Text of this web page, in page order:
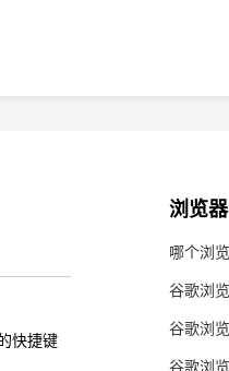
快捷键
浏览
哪个浏
谷歌浏
谷歌浏
谷歌浏